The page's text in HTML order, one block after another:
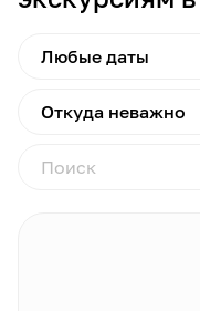
Любые даты
Откуда неважно